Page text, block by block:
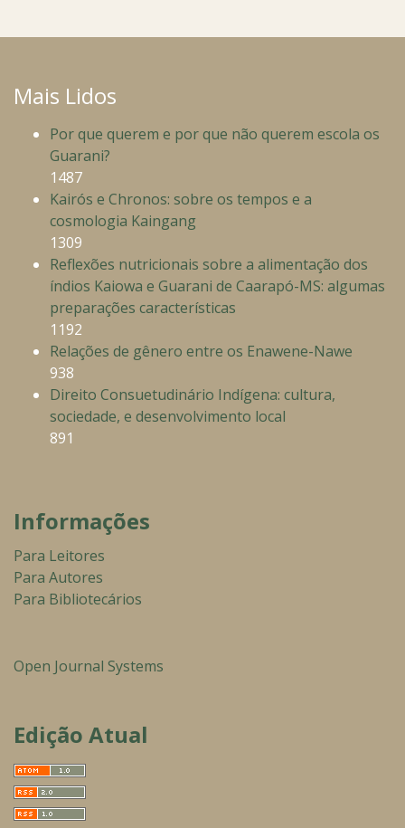
Mais Lidos
Por que querem e por que não querem escola os
Guarani?
1487
Kairós e Chronos: sobre os tempos e a
cosmologia Kaingang
1309
Reflexões nutricionais sobre a alimentação dos
índios Kaiowa e Guarani de Caarapó-MS: algumas
preparações características
1192
Relações de gênero entre os Enawene-Nawe
938
Direito Consuetudinário Indígena: cultura,
sociedade, e desenvolvimento local
891
Informações
Para Leitores
Para Autores
Para Bibliotecários
Open Journal Systems
Edição Atual